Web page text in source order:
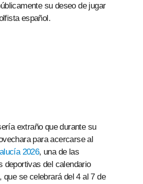
su deseo de jugar
español.
extraño que durante su
para acercarse al
2026, una de las
deportivas del calendario
que se celebrará del 4 al 7 de